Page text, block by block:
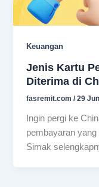
Keuangan
Jenis Kartu
Diterima di
fasremit.com/29
Ingin pergi ke
pembayaran
Simak